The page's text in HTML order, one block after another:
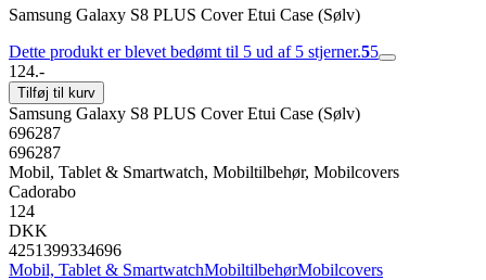
Samsung Galaxy S8 PLUS Cover Etui Case (Sølv)
Dette produkt er blevet bedømt til 5 ud af 5 stjerner.55
124.-
Tilføj til kurv
Samsung Galaxy S8 PLUS Cover Etui Case (Sølv)
696287
696287
Mobil, Tablet & Smartwatch, Mobiltilbehør, Mobilcovers
Cadorabo
124
DKK
4251399334696
Mobil, Tablet & SmartwatchMobiltilbehørMobilcovers